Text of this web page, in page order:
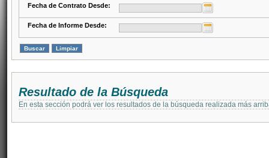
Fecha de Contrato Desde:
Fecha de Informe Desde:
Resultado de la Búsqueda
En esta sección podrá ver los resultados de la búsqueda realizada más